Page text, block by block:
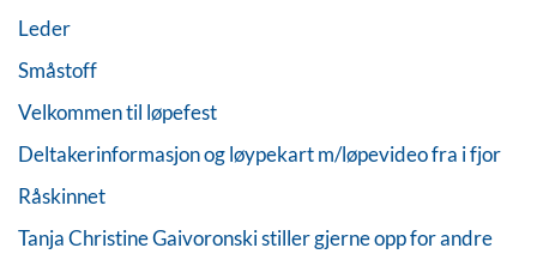
Leder
Småstoff
Velkommen til løpefest
Deltakerinformasjon og løypekart m/løpevideo fra i fjor
Råskinnet
Tanja Christine Gaivoronski stiller gjerne opp for andre